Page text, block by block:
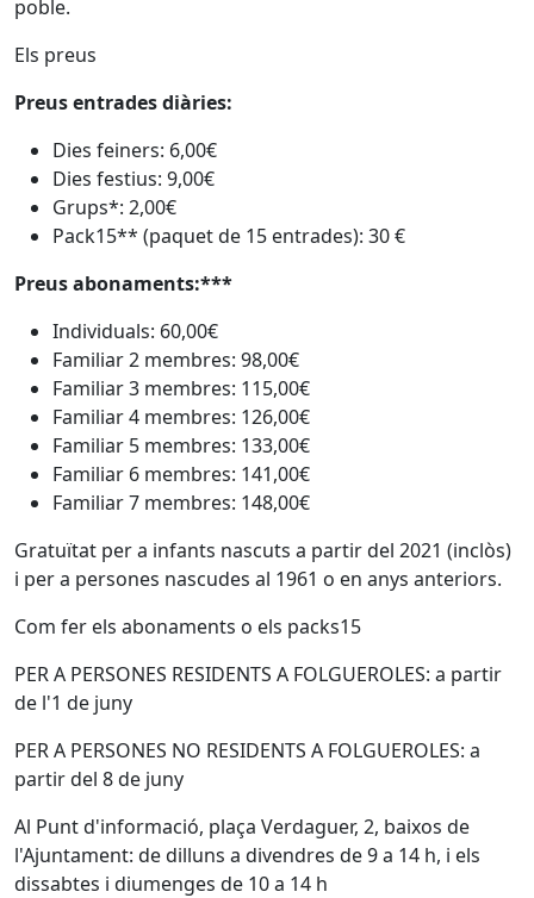
poble.
Els preus
Preus entrades diàries:
Dies feiners: 6,00€
Dies festius: 9,00€
Grups*: 2,00€
Pack15** (paquet de 15 entrades): 30 €
Preus abonaments:***
Individuals: 60,00€
Familiar 2 membres: 98,00€
Familiar 3 membres: 115,00€
Familiar 4 membres: 126,00€
Familiar 5 membres: 133,00€
Familiar 6 membres: 141,00€
Familiar 7 membres: 148,00€
Gratuïtat per a infants nascuts a partir del 2021 (inclòs)
i per a persones nascudes al 1961 o en anys anteriors.
Com fer els abonaments o els packs15
PER A PERSONES RESIDENTS A FOLGUEROLES: a partir
de l'1 de juny
PER A PERSONES NO RESIDENTS A FOLGUEROLES: a
partir del 8 de juny
Al Punt d'informació, plaça Verdaguer, 2, baixos de
l'Ajuntament: de dilluns a divendres de 9 a 14 h, i els
dissabtes i diumenges de 10 a 14 h